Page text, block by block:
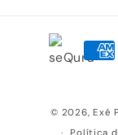
Métodos
© 2026, Exé